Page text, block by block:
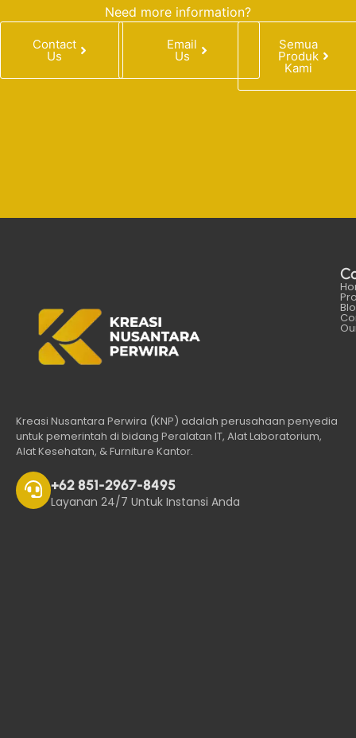
Need more information?
Contact
Us
Email
Us
Semua
Produk
Kami
Kreasi Nusantara Perwira (KNP) adalah perusahaan penyedia
untuk pemerintah di bidang Peralatan IT, Alat Laboratorium,
Alat Kesehatan, & Furniture Kantor.
+62 851-2967-8495
Layanan 24/7 Untuk Instansi Anda